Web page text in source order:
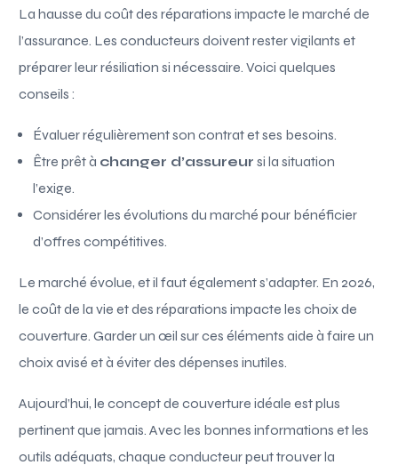
La hausse du coût des réparations impacte le marché de
l’assurance. Les conducteurs doivent rester vigilants et
préparer leur résiliation si nécessaire. Voici quelques
conseils :
Évaluer régulièrement son contrat et ses besoins.
Être prêt à changer d’assureur si la situation
l’exige.
Considérer les évolutions du marché pour bénéficier
d’offres compétitives.
Le marché évolue, et il faut également s’adapter. En 2026,
le coût de la vie et des réparations impacte les choix de
couverture. Garder un œil sur ces éléments aide à faire un
choix avisé et à éviter des dépenses inutiles.
Aujourd’hui, le concept de couverture idéale est plus
pertinent que jamais. Avec les bonnes informations et les
outils adéquats, chaque conducteur peut trouver la